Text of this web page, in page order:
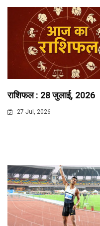
राशिफल : 28 जुलाई, 2026
27 Jul, 2026